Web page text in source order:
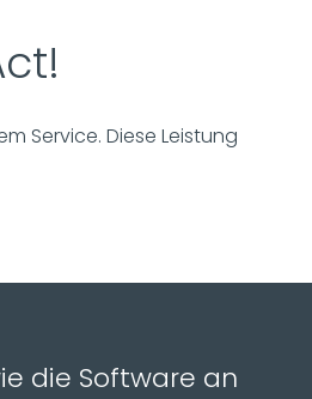
Service. Diese Leistung
die Software an